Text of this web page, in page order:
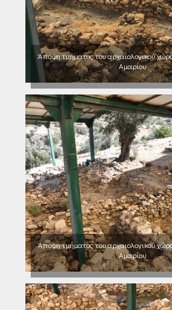
Άποψη τμήματος του αρχαιολογικού
Αμαρίου
Άποψη τμήματος του αρχαιολογικού
Αμαρίου